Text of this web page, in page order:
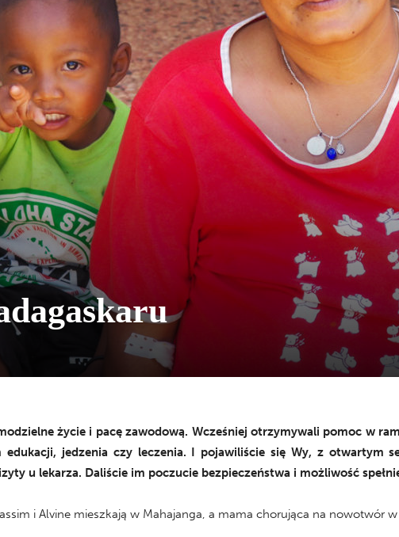
życie i pacę zawodową. Wcześniej otrzymywali pomoc w
jedzenia czy leczenia. I pojawiliście się Wy, z otwartym
u lekarza. Daliście im poczucie bezpieczeństwa i możliwość
i Alvine mieszkają w Mahajanga, a mama chorująca na nowotwór